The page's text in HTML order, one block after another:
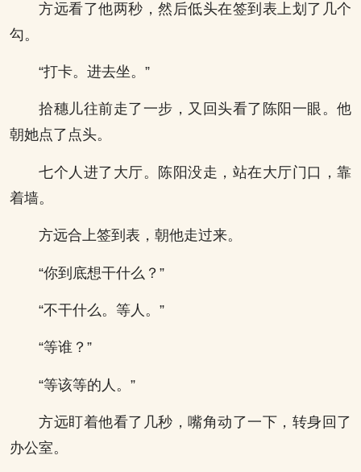
方远看了他两秒，然后低头在签到表上划了几个
勾。
“打卡。进去坐。”
拾穗儿往前走了一步，又回头看了陈阳一眼。他
朝她点了点头。
七个人进了大厅。陈阳没走，站在大厅门口，靠
着墙。
方远合上签到表，朝他走过来。
“你到底想干什么？”
“不干什么。等人。”
“等谁？”
“等该等的人。”
方远盯着他看了几秒，嘴角动了一下，转身回了
办公室。